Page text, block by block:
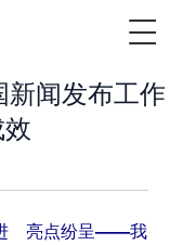
闻发布工作
亮点纷呈——我